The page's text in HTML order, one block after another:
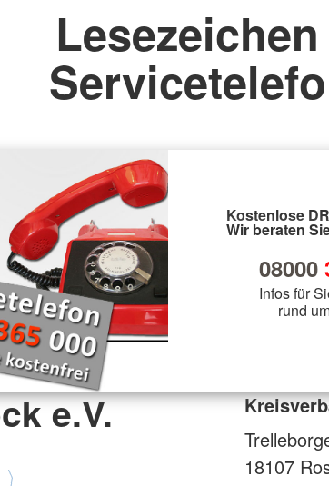
Kostenlose
Wir beraten
08000
Infos für
rund
e.V.
18107